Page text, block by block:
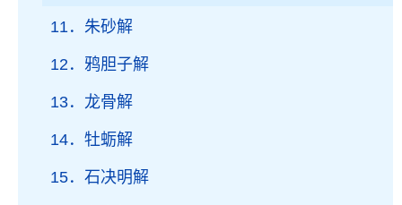
11．朱砂解
12．鸦胆子解
13．龙骨解
14．牡蛎解
15．石决明解